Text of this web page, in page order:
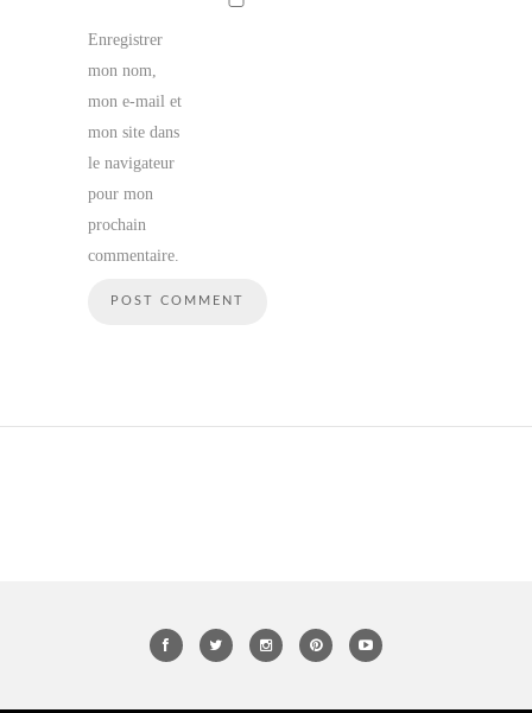
Enregistrer
mon nom,
mon e-mail et
mon site dans
le navigateur
pour mon
prochain
commentaire.